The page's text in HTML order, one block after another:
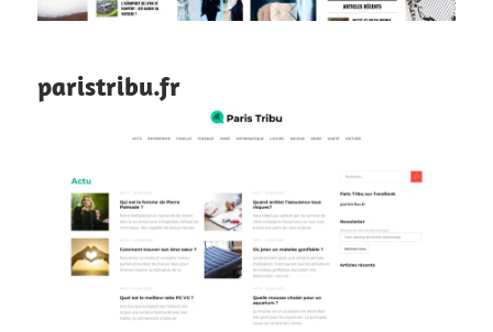
paristribu.fr